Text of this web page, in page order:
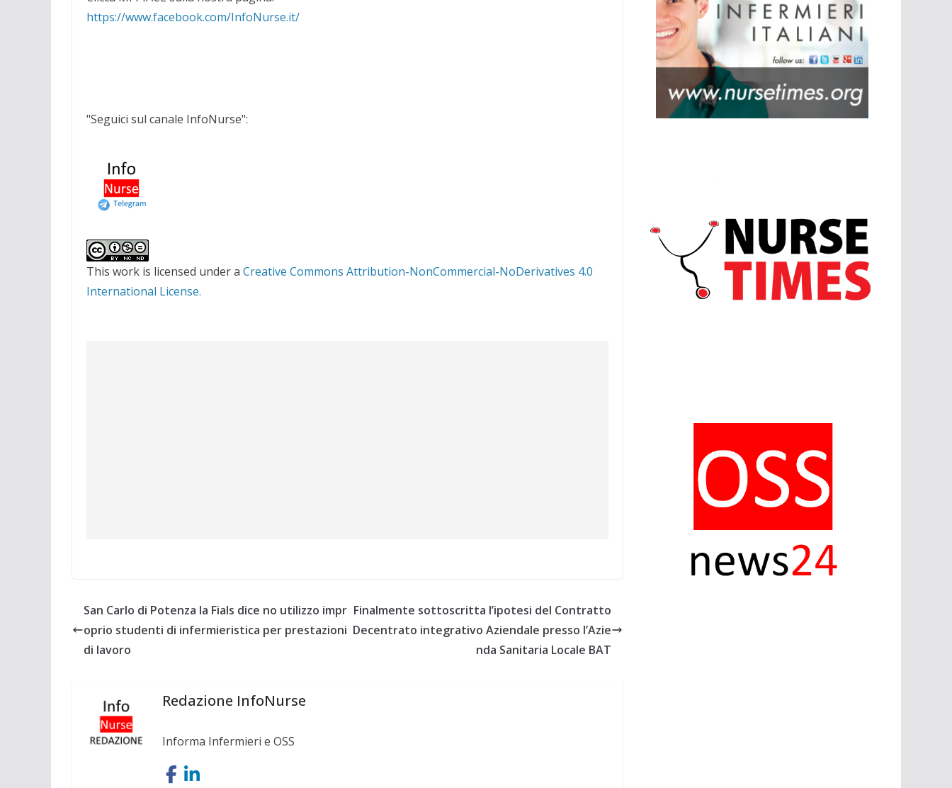
https://www.facebook.com/InfoNurse.it/
"Seguici sul canale InfoNurse":
This work is licensed under a Creative Commons Attribution-NonCommercial-NoDerivatives 4.0
International License.
San Carlo di Potenza la Fials dice no utilizzo impr
oprio studenti di infermieristica per prestazioni
di lavoro
Finalmente sottoscritta l’ipotesi del Contratto
Decentrato integrativo Aziendale presso l’Azie
nda Sanitaria Locale BAT
Redazione InfoNurse
Informa Infermieri e OSS